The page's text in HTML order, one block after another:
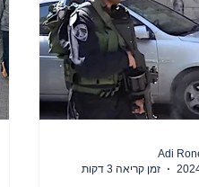
Adi
זמן קריאה 3 דקות